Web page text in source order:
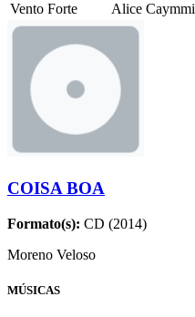
Vento Forte
Alice Caymmi
COISA BOA
Formato(s): CD (2014)
Moreno Veloso
MÚSICAS